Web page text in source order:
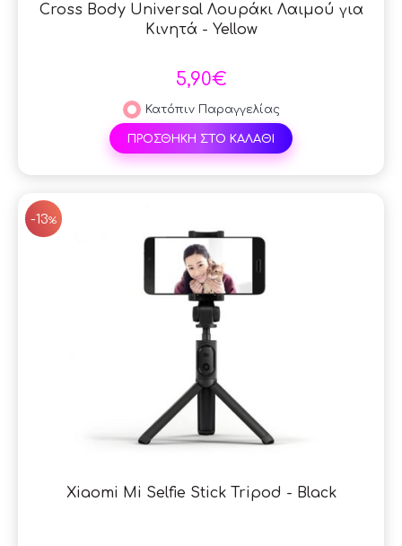
Cross Body Universal Λουράκι Λαιμού για
Κινητά - Yellow
5,90€
Κατόπιν Παραγγελίας
ΠΡΟΣΘΗΚΗ ΣΤΟ ΚΑΛΑΘΙ
-13%
Xiaomi Mi Selfie Stick Tripod - Black